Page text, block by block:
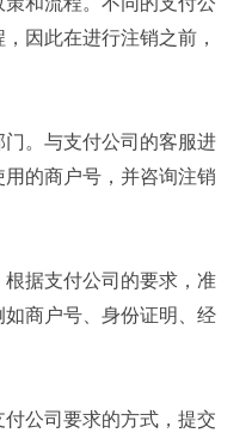
因此在进行注销之前，
。与支付公司的客服进
的商户号，并咨询注销
据支付公司的要求，准
商户号、身份证明、经
公司要求的方式，提交